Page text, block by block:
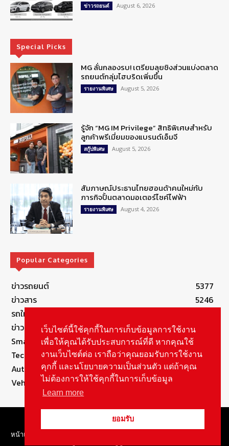
ข่าวรถยนต์ August 6, 2026
Special Picks
MG ลั่นกลองรบ! เตรียมลุยชิงส่วนแบ่งตลาด
รถยนต์กลุ่มไฮบริดเพิ่มขึ้น
รายงานพิเศษ August 5, 2026
รู้จัก “MG IM Privilege” สิทธิพิเศษสำหรับ
ลูกค้าพรีเมี่ยมของแบรนด์เอ็มจี
สกู๊ปพิเศษ August 5, 2026
สัมภาษณ์ประธานไทยฮอนด้าคนใหม่กับ
ภารกิจปั้นตลาดมอเตอร์ไซค์ไฟฟ้า
รายงานพิเศษ August 4, 2026
Popular Categories
ข่าวรถยนต์
5377
ข่าวสาร
5246
รถใหม่
ข่าวประชาสัมพันธ์
Smart Life
Technology
Autolife Lifestyle
Vehicle
© Copyright 2021, All Rights Reserved Autolifethailand
หน้าแรก
เว็บไซต์นี้ใช้คุกกี้ในการเก็บข้อมูลการใช้งาน
เพื่อให้คุณได้รับประสบการณ์ที่ดี หากคุณใช้
งานเว็บไซต์ต่อ เราถือว่าคุณยอมรับการใช้งาน
คุกกี้ และนโยบายความเป็นส่วนตัว แต่ถ้าคุณ
ไม่ต้องการให้ใช้คุกกี้ในการเก็บข้อมูล
Learn more
ยอมรับ